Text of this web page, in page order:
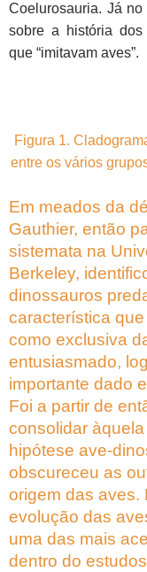
Coelurosauria. Já no
sobre a história
que “imitavam aves”.
Figura 1.
entre os vários
Em meados da
Gauthier, então
sistemata na
Berkeley,
dinossauros
característica
como exclusiva
entusiasmado,
importante dado
Foi a partir de
consolidar
hipótese ave-
obscureceu as
origem das aves.
evolução das
uma das mais
dentro do